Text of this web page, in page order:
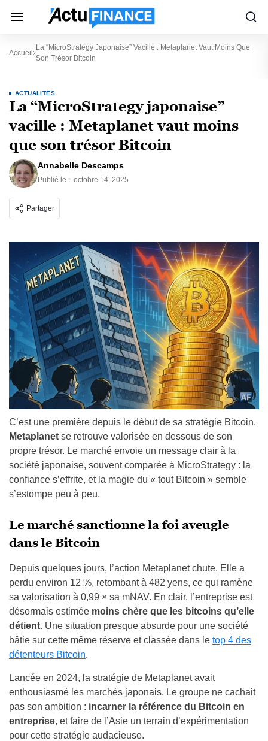
Accueil
La “MicroStrategy Japonaise” Vacille : Metaplanet Vaut Moins Que
Son Trésor Bitcoin
ACTUALITÉS
La “MicroStrategy japonaise”
vacille : Metaplanet vaut moins
que son trésor Bitcoin
Annabelle Descamps
Publié le : octobre 14, 2025
Partager
C’est une première depuis le début de sa stratégie Bitcoin.
Metaplanet se retrouve valorisée en dessous de son
propre trésor. Le marché envoie un message clair à la
société japonaise, souvent comparée à MicroStrategy : la
confiance s’effrite, et la magie du « tout Bitcoin » semble
s’estompe peu à peu.
Le marché sanctionne la foi aveugle
dans le Bitcoin
Depuis quelques jours, l’action Metaplanet chute. Elle a
perdu environ 12 %, retombant à 482 yens, ce qui ramène
sa valorisation à 0,99 × sa mNAV. En clair, l’entreprise est
désormais estimée moins chère que les bitcoins qu’elle
détient. Une situation presque absurde pour une société
bâtie sur cette même réserve et classée dans le top 4 des
détenteurs Bitcoin.
Lancée en 2024, la stratégie de Metaplanet avait
enthousiasmé les marchés japonais. Le groupe ne cachait
pas son ambition : incarner la référence du Bitcoin en
entreprise, et faire de l’Asie un terrain d’expérimentation
pour cette stratégie audacieuse.